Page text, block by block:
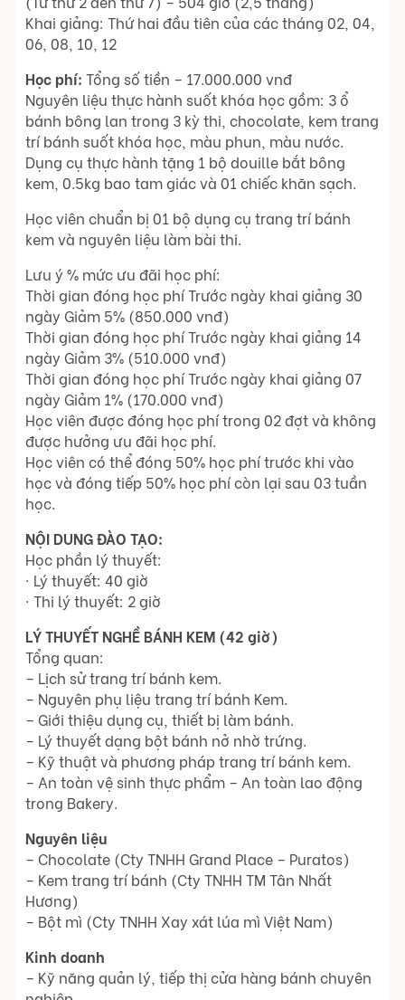
Khai giảng: Thứ hai đầu tiên của các tháng 02, 04,
06, 08, 10, 12
Học phí: Tổng số tiền – 17.000.000 vnđ
Nguyên liệu thực hành suốt khóa học gồm: 3 ổ
bánh bông lan trong 3 kỳ thi, chocolate, kem trang
trí bánh suốt khóa học, màu phun, màu nước.
Dụng cụ thực hành tặng 1 bộ douille bắt bông
kem, 0.5kg bao tam giác và 01 chiếc khăn sạch.
Học viên chuẩn bị 01 bộ dụng cụ trang trí bánh
kem và nguyên liệu làm bài thi.
Lưu ý % mức ưu đãi học phí:
Thời gian đóng học phí Trước ngày khai giảng 30
ngày Giảm 5% (850.000 vnđ)
Thời gian đóng học phí Trước ngày khai giảng 14
ngày Giảm 3% (510.000 vnđ)
Thời gian đóng học phí Trước ngày khai giảng 07
ngày Giảm 1% (170.000 vnđ)
Học viên được đóng học phí trong 02 đợt và không
được hưởng ưu đãi học phí.
Học viên có thể đóng 50% học phí trước khi vào
học và đóng tiếp 50% học phí còn lại sau 03 tuần
học.
NỘI DUNG ĐÀO TẠO:
Học phần lý thuyết:
· Lý thuyết: 40 giờ
· Thi lý thuyết: 2 giờ
LÝ THUYẾT NGHỀ BÁNH KEM (42 giờ)
Tổng quan:
– Lịch sử trang trí bánh kem.
– Nguyên phụ liệu trang trí bánh Kem.
– Giới thiệu dụng cụ, thiết bị làm bánh.
– Lý thuyết dạng bột bánh nở nhờ trứng.
– Kỹ thuật và phương pháp trang trí bánh kem.
– An toàn vệ sinh thực phẩm – An toàn lao động
trong Bakery.
Nguyên liệu
– Chocolate (Cty TNHH Grand Place – Puratos)
– Kem trang trí bánh (Cty TNHH TM Tân Nhất
Hương)
– Bột mì (Cty TNHH Xay xát lúa mì Việt Nam)
Kinh doanh
– Kỹ năng quản lý, tiếp thị cửa hàng bánh chuyên